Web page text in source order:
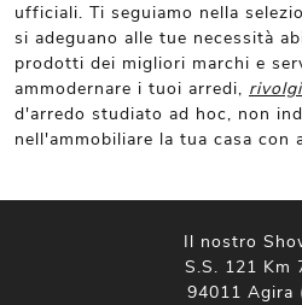
ufficiali. Ti seguiamo nella
si adeguano alle tue necessità
prodotti dei migliori marchi e
ammodernare i tuoi arredi,
d'arredo studiato ad hoc, non
nell'ammobiliare la tua casa con
Il nostro
S.S. 121 Km
94011 Agira